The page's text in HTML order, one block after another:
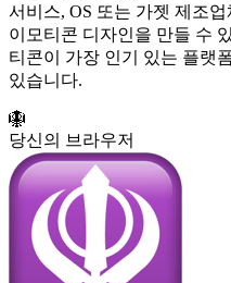
서비스, OS 또는 가젯 제조
이모티콘 디자인을 만들 수
티콘이 가장 인기 있는 플랫
있습니다.
🪯
당신의 브라우저